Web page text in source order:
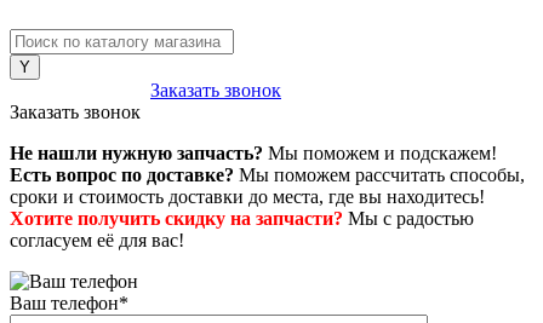
Заказать звонок
Заказать звонок
Не нашли нужную запчасть? Мы поможем и подскажем!
Есть вопрос по доставке? Мы поможем рассчитать способы,
сроки и стоимость доставки до места, где вы находитесь!
Хотите получить скидку на запчасти? Мы с радостью
согласуем её для вас!
Ваш телефон*